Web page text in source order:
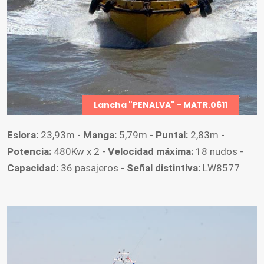
Boya Faro
08
horas
El horario definitivo de embarco del
Práctico, será coordinado con
antelación entre la embarcación de
practicaje y el buque, informándose
debidamente a la estación de
CONTRASE de la Prefectura Naval
Argentina (L2N).E.S.E.M.S.A. puede
al buque vía autoridades locales y a
la agencia, en forma previa.
Lancha "PENALVA" - MATR.0611
Eslora: 23,93m - Manga: 5,79m - Puntal: 2,83m -
Potencia: 480Kw x 2 - Velocidad máxima: 18 nudos -
Capacidad: 36 pasajeros - Señal distintiva: LW8577